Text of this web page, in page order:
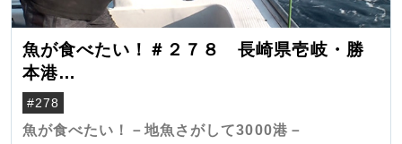
魚が食べたい！＃２７８ 長崎県壱岐・勝
本港
（クロマグロ）
#278
魚が食べたい！－地魚さがして3000港－